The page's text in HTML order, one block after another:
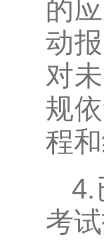
的
动
对
规
程
4.
考